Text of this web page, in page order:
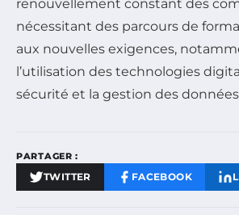
renouvellement constant des
nécessitant des parcours de
aux nouvelles exigences,
l’utilisation des technologies
sécurité et la gestion des
PARTAGER :
TWITTER FACEBOOK